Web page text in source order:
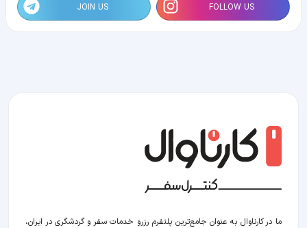
FOLLOW US
JOIN US
ما در کارناوال به عنوان جامع‌ترین پلتفرم رزرو خدمات سفر و گردشگری در ایران،